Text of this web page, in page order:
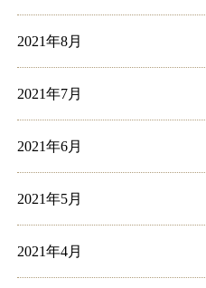
2021年8月
2021年7月
2021年6月
2021年5月
2021年4月